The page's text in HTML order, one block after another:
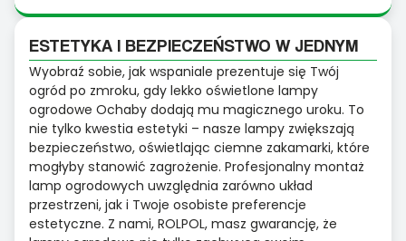
ESTETYKA I BEZPIECZEŃSTWO W JEDNYM
Wyobraź sobie, jak wspaniale prezentuje się Twój
ogród po zmroku, gdy lekko oświetlone lampy
ogrodowe Ochaby dodają mu magicznego uroku. To
nie tylko kwestia estetyki – nasze lampy zwiększają
bezpieczeństwo, oświetlając ciemne zakamarki, które
mogłyby stanowić zagrożenie. Profesjonalny montaż
lamp ogrodowych uwzględnia zarówno układ
przestrzeni, jak i Twoje osobiste preferencje
estetyczne. Z nami, ROLPOL, masz gwarancję, że